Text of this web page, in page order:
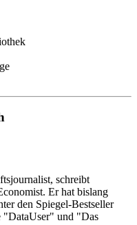
schreibt
Er hat bislang
den Spiegel-Bestseller
"DataUser" und "Das